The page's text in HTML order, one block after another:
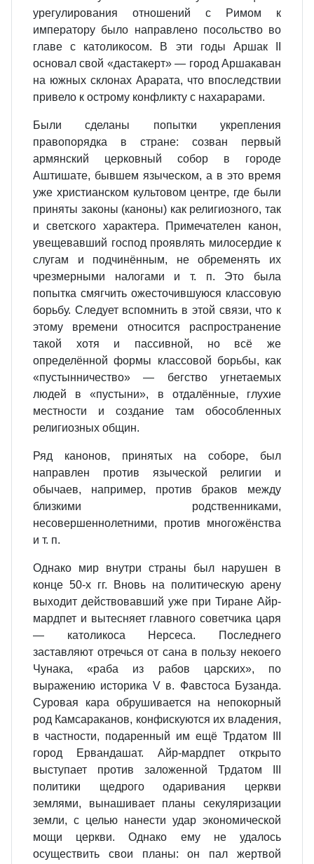
урегулирования отношений с Римом к
императору было направлено посольство во
главе с католикосом. В эти годы Аршак II
основал свой «дастакерт» — город Аршакаван
на южных склонах Арарата, что впоследствии
привело к острому конфликту с нахарарами.
Были сделаны попытки укрепления
правопорядка в стране: созван первый
армянский церковный собор в городе
Аштишате, бывшем языческом, а в это время
уже христианском культовом центре, где были
приняты законы (каноны) как религиозного, так
и светского характера. Примечателен канон,
увещевавший господ проявлять милосердие к
слугам и подчинённым, не обременять их
чрезмерными налогами и т. п. Это была
попытка смягчить ожесточившуюся классовую
борьбу. Следует вспомнить в этой связи, что к
этому времени относится распространение
такой хотя и пассивной, но всё же
определённой формы классовой борьбы, как
«пустынничество» — бегство угнетаемых
людей в «пустыни», в отдалённые, глухие
местности и создание там обособленных
религиозных общин.
Ряд канонов, принятых на соборе, был
направлен против языческой религии и
обычаев, например, против браков между
близкими родственниками,
несовершеннолетними, против многожёнства
и т. п.
Однако мир внутри страны был нарушен в
конце 50‐х гг. Вновь на политическую арену
выходит действовавший уже при Тиране Айр‐
мардпет и вытесняет главного советчика царя
— католикоса Нерсеса. Последнего
заставляют отречься от сана в пользу некоего
Чунака, «раба из рабов царских», по
выражению историка V в. Фавстоса Бузанда.
Суровая кара обрушивается на непокорный
род Камсараканов, конфискуются их владения,
в частности, подаренный им ещё Трдатом III
город Ервандашат. Айр‐мардпет открыто
выступает против заложенной Трдатом III
политики щедрого одаривания церкви
землями, вынашивает планы секуляризации
земли, с целью нанести удар экономической
мощи церкви. Однако ему не удалось
осуществить свои планы: он пал жертвой